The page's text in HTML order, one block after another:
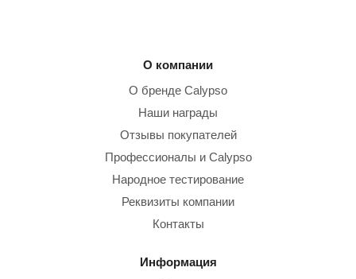
О компании
О бренде Calypso
Наши награды
Отзывы покупателей
Профессионалы и Calypso
Народное тестирование
Реквизиты компании
Контакты
Информация